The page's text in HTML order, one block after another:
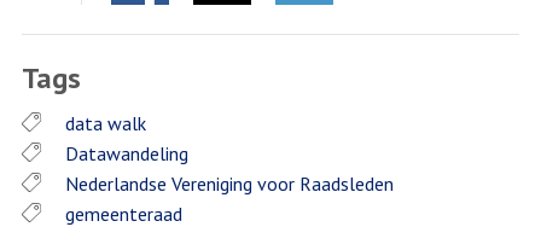
Tags
data walk
Datawandeling
Nederlandse Vereniging voor Raadsleden
gemeenteraad